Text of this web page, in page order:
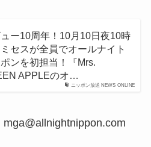
ニッポン放送 NEWS ONLINE
ー10周年！10月10日夜10時
セスが全員でオールナイト
ンを初担当！『Mrs.
APPLEのオ…